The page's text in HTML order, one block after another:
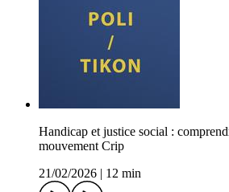
Handicap et justice social :
mouvement Crip
21/02/2026
12 min